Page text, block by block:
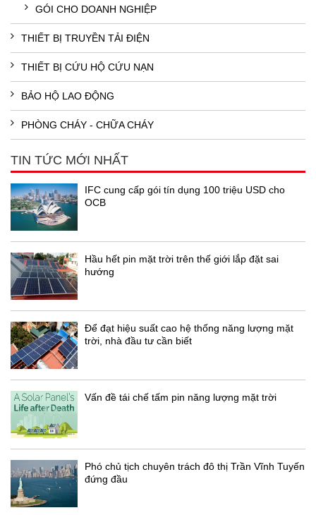
GÓI CHO DOANH NGHIỆP
THIẾT BỊ TRUYỀN TẢI ĐIỆN
THIẾT BỊ CỨU HỘ CỨU NẠN
BẢO HỘ LAO ĐỘNG
PHÒNG CHÁY - CHỮA CHÁY
TIN TỨC MỚI NHẤT
IFC cung cấp gói tín dụng 100 triệu USD cho
OCB
Hầu hết pin mặt trời trên thế giới lắp đặt sai
hướng
Để đạt hiệu suất cao hệ thống năng lượng mặt
trời, nhà đầu tư cần biết
Vấn đề tái chế tấm pin năng lượng mặt trời
Phó chủ tịch chuyên trách đô thị Trần Vĩnh Tuyến
đứng đầu